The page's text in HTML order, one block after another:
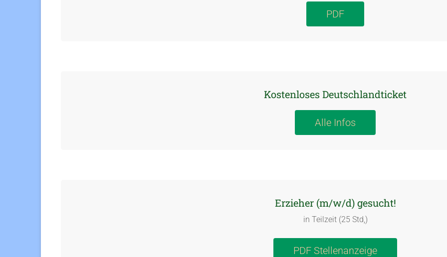
PDF
Kostenloses Deutschlandticket
Alle Infos
Erzieher (m/w/d) gesucht!
in Teilzeit (25 Std,)
PDF Stellenanzeige